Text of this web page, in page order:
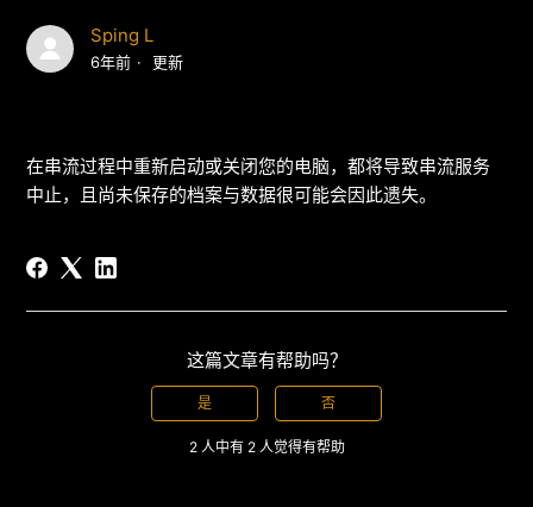
Sping L
6年前 更新
在串流过程中重新启动或关闭您的电脑，都将导致串流服务
中止，且尚未保存的档案与数据很可能会因此遗失。
这篇文章有帮助吗？
是 否
2 人中有 2 人觉得有帮助